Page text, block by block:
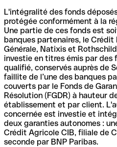
L'intégralité des fonds
protégée conformément à la
Une partie de ces fonds est
banques partenaires, le
Générale, Natixis et
investie en titres émis par des
qualifié, conservés auprès de
faillite de l’une des banques
couverts par le Fonds de
Résolution (FGDR) à hauteur
établissement et par client.
concernée est investie et
deux garanties autonomes :
Crédit Agricole CIB, filiale de
seconde par BNP Paribas.